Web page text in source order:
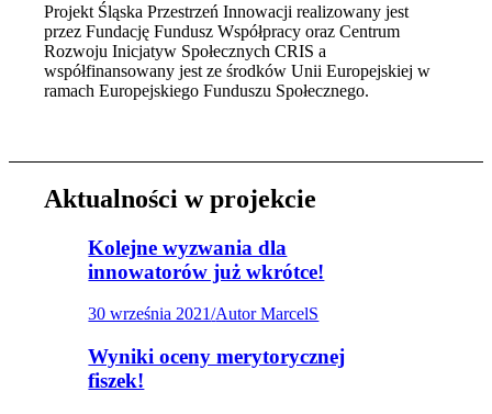
Projekt Śląska Przestrzeń Innowacji realizowany jest
przez Fundację Fundusz Współpracy oraz Centrum
Rozwoju Inicjatyw Społecznych CRIS a
współfinansowany jest ze środków Unii Europejskiej w
ramach Europejskiego Funduszu Społecznego.
Aktualności w projekcie
Kolejne wyzwania dla
innowatorów już wkrótce!
30 września 2021/Autor MarcelS
Wyniki oceny merytorycznej
fiszek!